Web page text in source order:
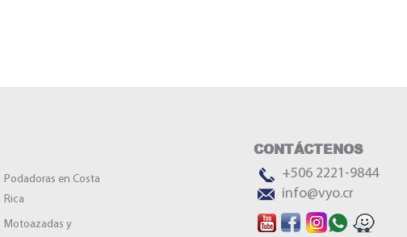
Podadoras en Costa
Rica
Motoazadas y
CONTÁCTENOS
+506 2221-9844
info@vyo.cr